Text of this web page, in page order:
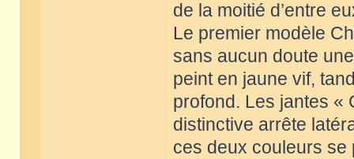
de la moitié d’entre
Le premier modèle
sans aucun doute
peint en jaune vif,
profond. Les jantes «
distinctive arrête
ces deux couleurs se